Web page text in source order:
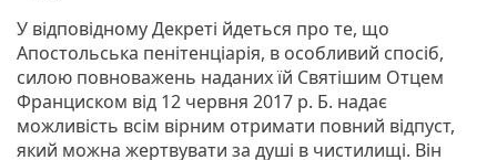
У відповідному Декреті йдеться про те, що
Апостольська пенітенціарія, в особливий спосіб,
силою повноважень наданих їй Святішим Отцем
Франциском від 12 червня 2017 р. Б. надає
можливість всім вірним отримати повний відпуст,
який можна жертвувати за душі в чистилищі. Він